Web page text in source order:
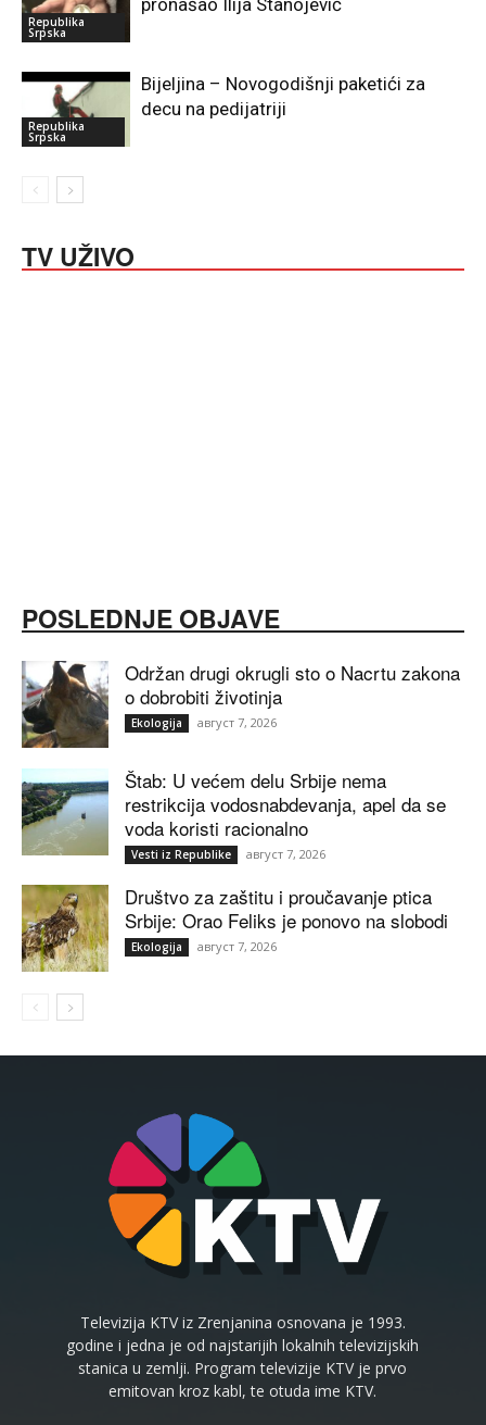
Republika
Srpska
Republika
Srpska
Bijeljina – Novogodišnji paketići za
decu na pedijatriji
TV UŽIVO
POSLEDNJE OBJAVE
Održan drugi okrugli sto o Nacrtu zakona
o dobrobiti životinja
Ekologija август 7, 2026
Štab: U većem delu Srbije nema
restrikcija vodosnabdevanja, apel da se
voda koristi racionalno
Vesti iz Republike август 7, 2026
Društvo za zaštitu i proučavanje ptica
Srbije: Orao Feliks je ponovo na slobodi
Ekologija август 7, 2026
Televizija KTV iz Zrenjanina osnovana je 1993.
godine i jedna je od najstarijih lokalnih televizijskih
stanica u zemlji. Program televizije KTV je prvo
emitovan kroz kabl, te otuda ime KTV.